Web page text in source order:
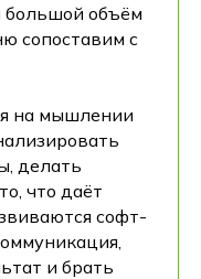
большой объём
сопоставим с
на мышлении
делать
что даёт
софт-
и брать